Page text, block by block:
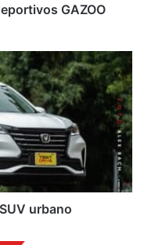
GAZOO
urbano